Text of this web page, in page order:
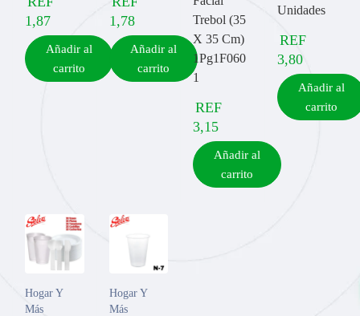
1,87
Añadir al
carrito
1,78
Añadir al
carrito
Trebol (35
X 35 Cm)
1Pg1F060
1
REF
3,15
Añadir al
carrito
Unidades
REF
3,80
Añadir al
carrito
Hogar Y
Más
Hogar Y
Más